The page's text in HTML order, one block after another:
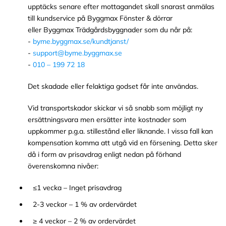
upptäcks senare efter mottagandet skall snarast anmälas
till kundservice på Byggmax Fönster & dörrar
eller Byggmax Trädgårdsbyggnader som du når på:
- byme.byggmax.se/kundtjanst/
- support@byme.byggmax.se
- 010 – 199 72 18
Det skadade eller felaktiga godset får inte användas.
Vid transportskador skickar vi så snabb som möjligt ny
ersättningsvara men ersätter inte kostnader som
uppkommer p.g.a. stillestånd eller liknande. I vissa fall kan
kompensation komma att utgå vid en försening. Detta sker
då i form av prisavdrag enligt nedan på förhand
överenskomna nivåer:
≤1 vecka – Inget prisavdrag
2-3 veckor – 1 % av ordervärdet
≥ 4 veckor – 2 % av ordervärdet